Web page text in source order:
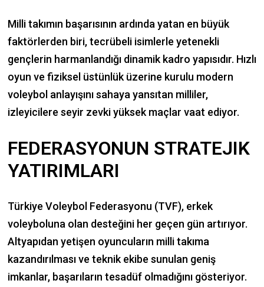
Milli takımın başarısının ardında yatan en büyük
faktörlerden biri, tecrübeli isimlerle yetenekli
gençlerin harmanlandığı dinamik kadro yapısıdır. Hızlı
oyun ve fiziksel üstünlük üzerine kurulu modern
voleybol anlayışını sahaya yansıtan milliler,
izleyicilere seyir zevki yüksek maçlar vaat ediyor.
FEDERASYONUN STRATEJIK
YATIRIMLARI
Türkiye Voleybol Federasyonu (TVF), erkek
voleyboluna olan desteğini her geçen gün artırıyor.
Altyapıdan yetişen oyuncuların milli takıma
kazandırılması ve teknik ekibe sunulan geniş
imkanlar, başarıların tesadüf olmadığını gösteriyor.